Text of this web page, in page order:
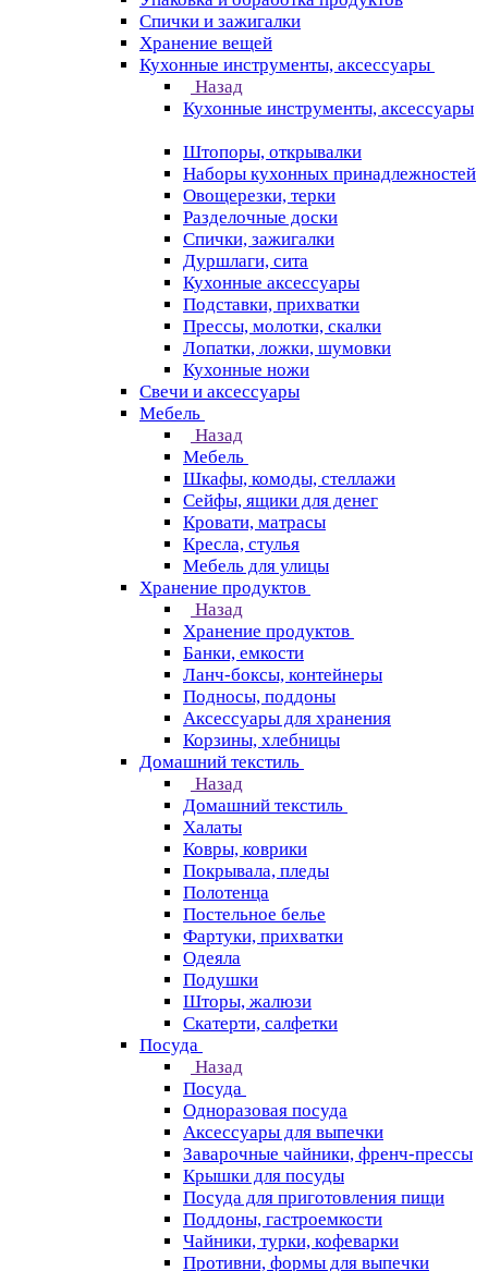
Спички и зажигалки
Хранение вещей
Кухонные инструменты, аксессуары
Назад
Кухонные инструменты, аксессуары
Штопоры, открывалки
Наборы кухонных принадлежностей
Овощерезки, терки
Разделочные доски
Спички, зажигалки
Дуршлаги, сита
Кухонные аксессуары
Подставки, прихватки
Прессы, молотки, скалки
Лопатки, ложки, шумовки
Кухонные ножи
Свечи и аксессуары
Мебель
Назад
Мебель
Шкафы, комоды, стеллажи
Сейфы, ящики для денег
Кровати, матрасы
Кресла, стулья
Мебель для улицы
Хранение продуктов
Назад
Хранение продуктов
Банки, емкости
Ланч-боксы, контейнеры
Подносы, поддоны
Аксессуары для хранения
Корзины, хлебницы
Домашний текстиль
Назад
Домашний текстиль
Халаты
Ковры, коврики
Покрывала, пледы
Полотенца
Постельное белье
Фартуки, прихватки
Одеяла
Подушки
Шторы, жалюзи
Скатерти, салфетки
Посуда
Назад
Посуда
Одноразовая посуда
Аксессуары для выпечки
Заварочные чайники, френч-прессы
Крышки для посуды
Посуда для приготовления пищи
Поддоны, гастроемкости
Чайники, турки, кофеварки
Противни, формы для выпечки